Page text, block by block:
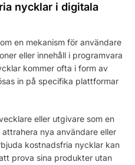
nycklar i digitala
en mekanism för användare
eller innehåll i programvara
kommer ofta i form av
in på specifika plattformar
eller utgivare som en
nya användare eller
kostnadsfria nycklar kan
prova sina produkter utan